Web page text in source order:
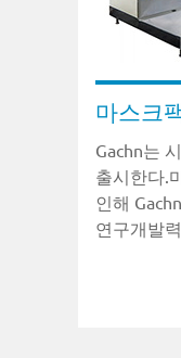
마스크
Gachn는
출시한다.
인해
연구개발